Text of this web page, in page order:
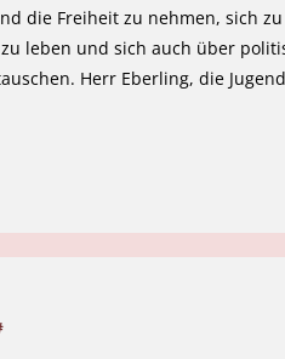
die Freiheit zu nehmen, sich
leben und sich auch über
Herr Eberling, die